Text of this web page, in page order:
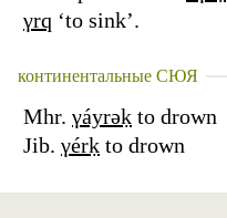
γrq ‘to sink’.
континентальные СЮЯ
Mhr. γáyrəḳ to drown
Jib. γérḳ to drown